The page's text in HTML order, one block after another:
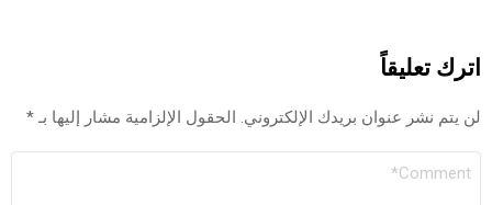
اترك تعليقاً
لن يتم نشر عنوان بريدك الإلكتروني. الحقول الإلزامية مشار إليها بـ *